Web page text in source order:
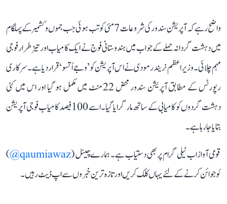
واضح رہے کہ آپریشن سندور کی شروعات 7 مئی کو تب ہوئی جب جموں و کشمیر کے پہلگام
میں دہشت گردانہ حملے کے جواب میں ہندوستانی فوج نے ایک کامیاب اور تیز طرار فوجی
مہم چلائی۔ وزیر اعظم نریندر مودی نے اس آپریشن کو ’وجے اُتسو‘ قرار دیا ہے۔ سرکاری
رپورٹس کے مطابق آپریشن سندور محض 22 منٹ میں مکمل ہو گیا اور اس میں کئی
دہشت گردوں کو کامیابی کے ساتھ مار گرایا گیا۔ اسے 100 فیصد کامیاب فوجی آپریشن
بتایا جا رہا ہے۔
قومی آواز اب ٹیلی گرام پر بھی دستیاب ہے۔ ہمارے چینل (qaumiawaz@
)
کو جوائن کرنے کے لئے یہاں کلک کریں اور تازہ ترین خبروں سے اپ ڈیٹ رہیں۔